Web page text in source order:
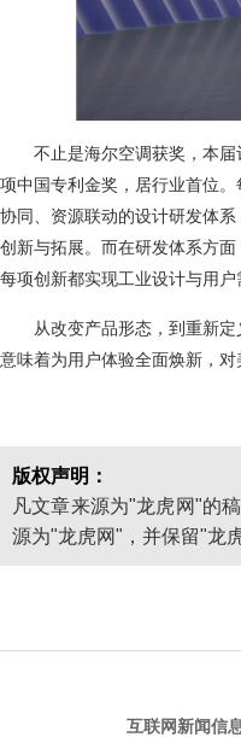
不止是海尔空调获奖，本
项中国专利金奖，居行业首位
协同、资源联动的设计研发体系
创新与拓展。而在研发体系方
每项创新都实现工业设计与用户
从改变产品形态，到重新
意味着为用户体验全面焕新，对
版权声明：
凡文章来源为"龙虎网"的
源为"龙虎网"，并保留"龙
互联网新闻